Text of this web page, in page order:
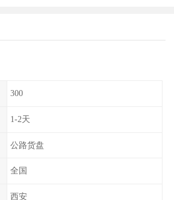
300
1-2天
公路货盘
全国
西安